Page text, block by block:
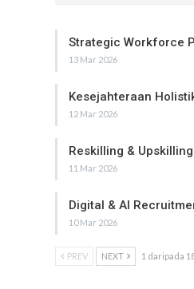
Strategic Workforce
13 Mar 2026
Kesejahteraan
12 Mar 2026
Reskilling &
11 Mar 2026
Digital & AI
10 Mar 2026
PREV NEXT 1 daripada